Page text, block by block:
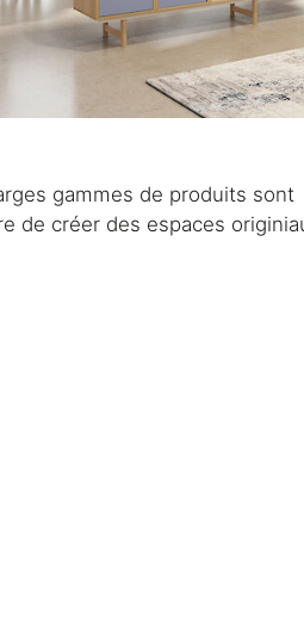
gammes de produits sont
de créer des espaces